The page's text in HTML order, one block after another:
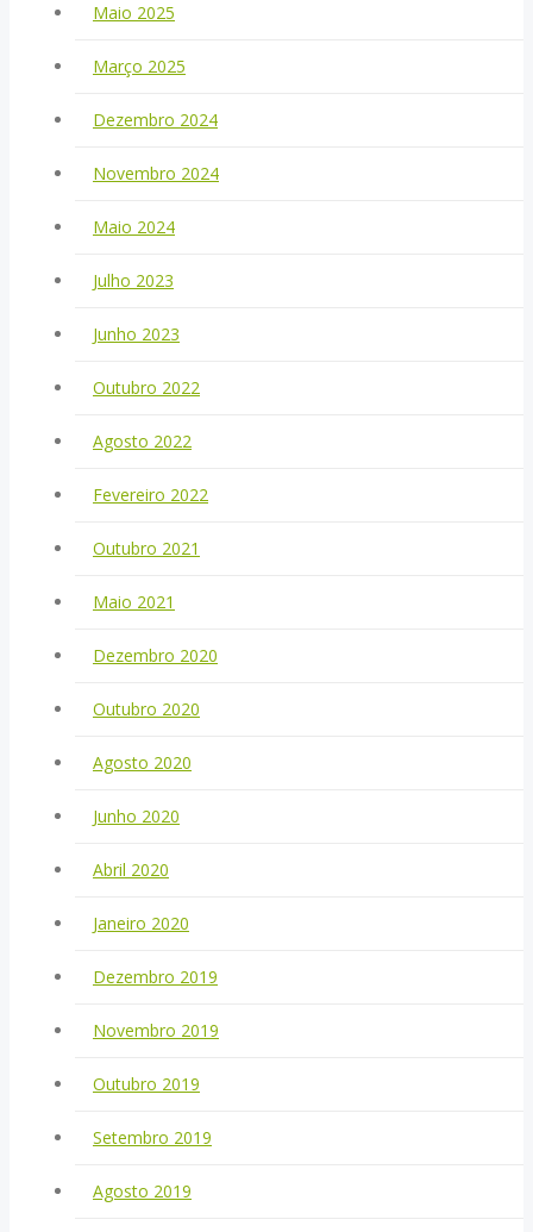
Maio 2025
Março 2025
Dezembro 2024
Novembro 2024
Maio 2024
Julho 2023
Junho 2023
Outubro 2022
Agosto 2022
Fevereiro 2022
Outubro 2021
Maio 2021
Dezembro 2020
Outubro 2020
Agosto 2020
Junho 2020
Abril 2020
Janeiro 2020
Dezembro 2019
Novembro 2019
Outubro 2019
Setembro 2019
Agosto 2019